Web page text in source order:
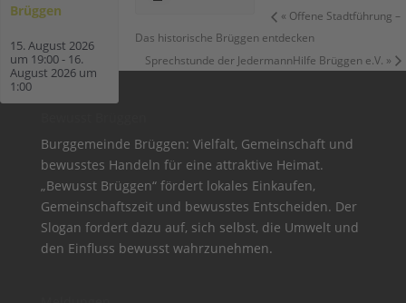
Brüggen
15. August 2026
um 19:00- 16.
August 2026 um
1:00
« Offene Stadtführung –
Das historische Brüggen entdecken
Sprechstunde der JedermannHilfe Brüggen e.V. »
Burggemeinde Brüggen: Vielfalt, Gemeinschaft und
bewusstes Handeln für eine attraktive Heimat.
„Bewusst Brüggen“ fördert lokales Einkaufen,
Gemeinschaftszeit und bewusstes Entscheiden. Der
Slogan fordert dazu auf, sich selbst, die Umwelt und
den Einfluss bewusst wahrzunehmen.